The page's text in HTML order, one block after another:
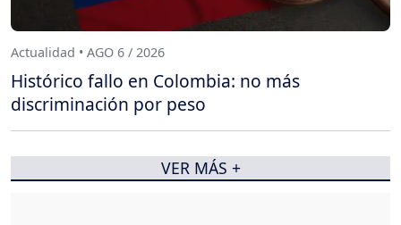
Actualidad • AGO 6 / 2026
Histórico fallo en Colombia: no más
discriminación por peso
VER MÁS +